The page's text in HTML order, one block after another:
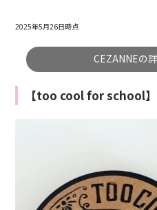
2025年5月26日時点
CEZANNEの
【too cool for school